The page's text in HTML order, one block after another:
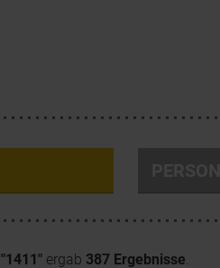
"1411" ergab 387 Ergebnisse.